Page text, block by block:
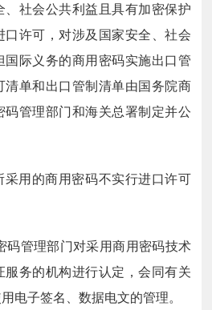
、社会公共利益且具有加密保护
口许可，对涉及国家安全、社会
国际义务的商用密码实施出口管
清单和出口管制清单由国务院商
码管理部门和海关总署制定并公
采用的商用密码不实行进口许可
码管理部门对采用商用密码技术
服务的机构进行认定，会同有关
电子签名、数据电文的管理。